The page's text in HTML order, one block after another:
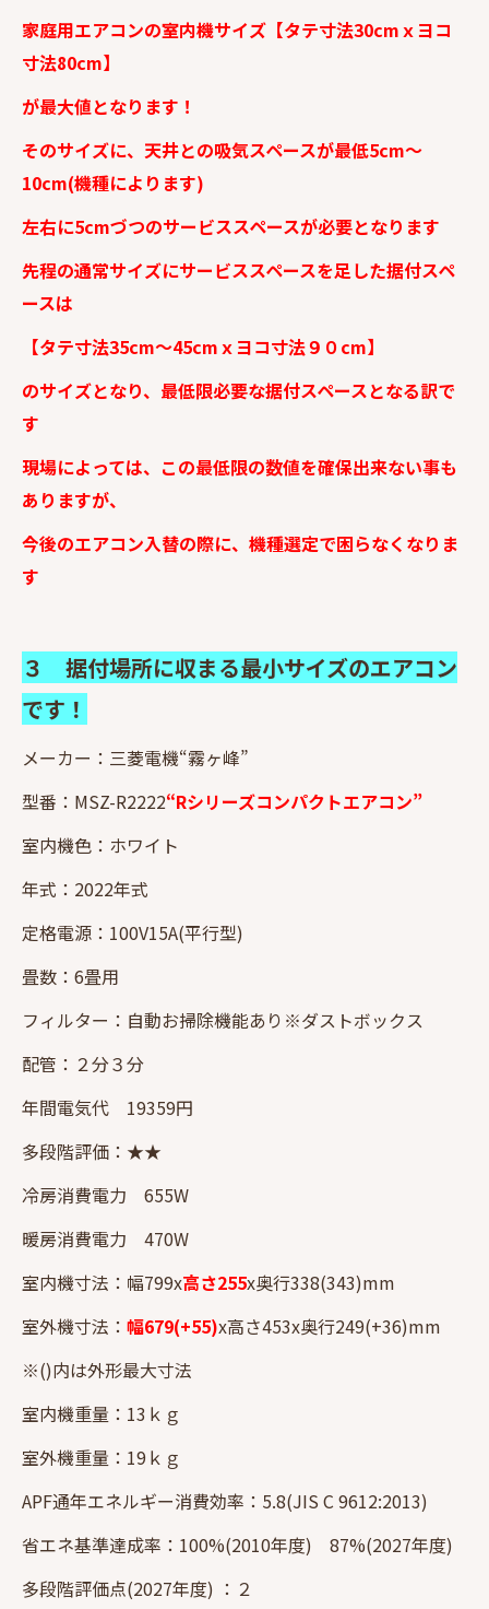
家庭用エアコンの室内機サイズ【タテ寸法30cmｘヨコ
寸法80cm】
が最大値となります！
そのサイズに、天井との吸気スペースが最低5cm～
10cm(機種によります)
左右に5cmづつのサービススペースが必要となります
先程の通常サイズにサービススペースを足した据付スペ
ースは
【タテ寸法35cm～45cmｘヨコ寸法９０cm】
のサイズとなり、最低限必要な据付スペースとなる訳で
す
現場によっては、この最低限の数値を確保出来ない事も
ありますが、
今後のエアコン入替の際に、機種選定で困らなくなりま
す
３ 据付場所に収まる最小サイズのエアコン
です！
メーカー：三菱電機“霧ヶ峰”
型番：MSZ-R2222“Rシリーズコンパクトエアコン”
室内機色：ホワイト
年式：2022年式
定格電源：100V15A(平行型)
畳数：6畳用
フィルター：自動お掃除機能あり※ダストボックス
配管：２分３分
年間電気代 19359円
多段階評価：★★
冷房消費電力 655W
暖房消費電力 470W
室内機寸法：幅799x高さ255x奥行338(343)mm
室外機寸法： 幅679(+55)x高さ453x奥行249(+36)mm
※()内は外形最大寸法
室内機重量：13ｋｇ
室外機重量：19ｋｇ
APF通年エネルギー消費効率：5.8(JIS C 9612:2013)
省エネ基準達成率：100%(2010年度) 87%(2027年度)
多段階評価点(2027年度) ：２